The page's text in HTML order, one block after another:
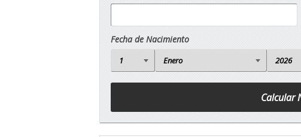
Fecha de Nacimiento